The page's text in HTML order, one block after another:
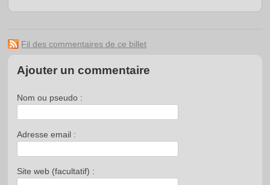
Fil des commentaires de ce billet
Ajouter un commentaire
Nom ou pseudo :
Adresse email :
Site web (facultatif) :